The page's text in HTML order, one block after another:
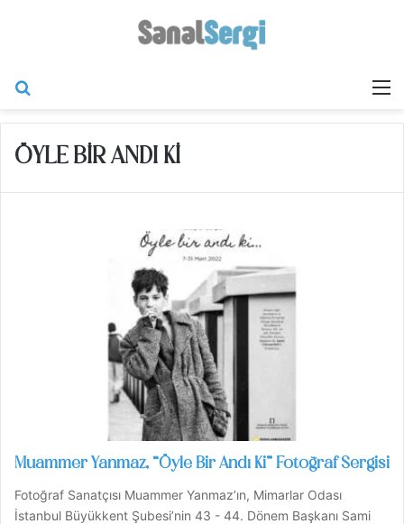
ÖYLE BIR ANDI KI
Muammer Yanmaz, “Öyle Bir Andı Ki” Fotoğraf Sergisi
Fotoğraf Sanatçısı Muammer Yanmaz’ın, Mimarlar Odası
İstanbul Büyükkent Şubesi’nin 43 - 44. Dönem Başkanı Sami